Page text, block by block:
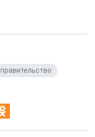
правительство